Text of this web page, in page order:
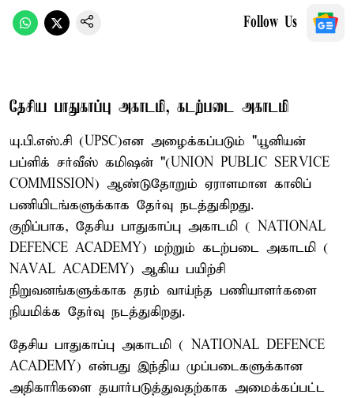
Follow Us
தேசிய பாதுகாப்பு அகாடமி, கடற்படை அகாடமி
யு.பி.எஸ்.சி (UPSC)என அழைக்கப்படும் "யூனியன்
பப்ளிக் சர்வீஸ் கமிஷன் "(UNION PUBLIC SERVICE
COMMISSION) ஆண்டுதோறும் ஏராளமான காலிப்
பணியிடங்களுக்காக தேர்வு நடத்துகிறது.
குறிப்பாக, தேசிய பாதுகாப்பு அகாடமி ( NATIONAL
DEFENCE ACADEMY) மற்றும் கடற்படை அகாடமி (
NAVAL ACADEMY) ஆகிய பயிற்சி
நிறுவனங்களுக்காக தரம் வாய்ந்த பணியாளர்களை
நியமிக்க தேர்வு நடத்துகிறது.
தேசிய பாதுகாப்பு அகாடமி ( NATIONAL DEFENCE
ACADEMY) என்பது இந்திய முப்படைகளுக்கான
அதிகாரிகளை தயார்படுத்துவதற்காக அமைக்கப்பட்ட